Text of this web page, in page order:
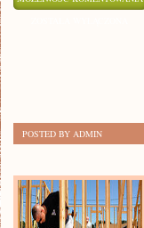
POSTED BY ADMIN